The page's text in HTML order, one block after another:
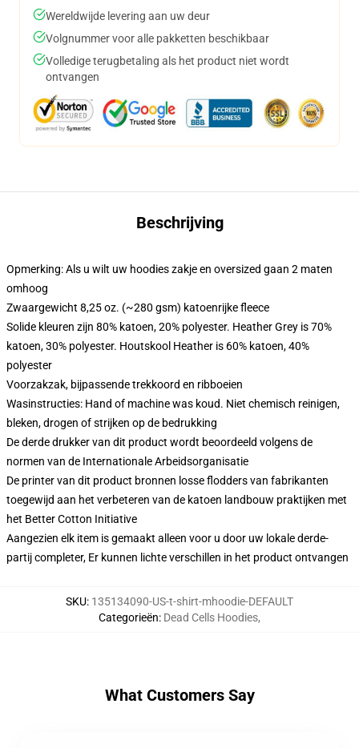
Wereldwijde levering aan uw deur
Volgnummer voor alle pakketten beschikbaar
Volledige terugbetaling als het product niet wordt
ontvangen
Beschrijving
Opmerking: Als u wilt uw hoodies zakje en oversized gaan 2 maten
omhoog
Zwaargewicht 8,25 oz. (~280 gsm) katoenrijke fleece
Solide kleuren zijn 80% katoen, 20% polyester. Heather Grey is 70%
katoen, 30% polyester. Houtskool Heather is 60% katoen, 40%
polyester
Voorzakzak, bijpassende trekkoord en ribboeien
Wasinstructies: Hand of machine was koud. Niet chemisch reinigen,
bleken, drogen of strijken op de bedrukking
De derde drukker van dit product wordt beoordeeld volgens de
normen van de Internationale Arbeidsorganisatie
De printer van dit product bronnen losse flodders van fabrikanten
toegewijd aan het verbeteren van de katoen landbouw praktijken met
het Better Cotton Initiative
Aangezien elk item is gemaakt alleen voor u door uw lokale derde-
partij completer, Er kunnen lichte verschillen in het product ontvangen
SKU: 135134090-US-t-shirt-mhoodie-DEFAULT
Categorieën: Dead Cells Hoodies,
What Customers Say